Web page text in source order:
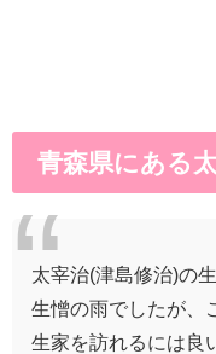
青森県にある
太宰治(津島修治)の
生憎の雨でしたが、
生家を訪れるには良